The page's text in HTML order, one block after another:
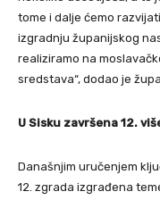
tome i dalje ćemo
izgradnju županijskog
realiziramo na
sredstava“, dodao je
U Sisku završena 12.
Današnjim uručenjem
12. zgrada izgrađena